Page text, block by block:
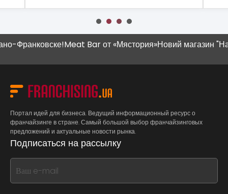
Meat Bar от «Мястория»Новий магазин "Наш
Портал идей для бизнеса. Ведущий информационный ресурс о
франчайзинге в стране. Самый большой выбор франчайзинговых
предложений и актуальные новости рынка.
Подписаться на рассылку
If
you